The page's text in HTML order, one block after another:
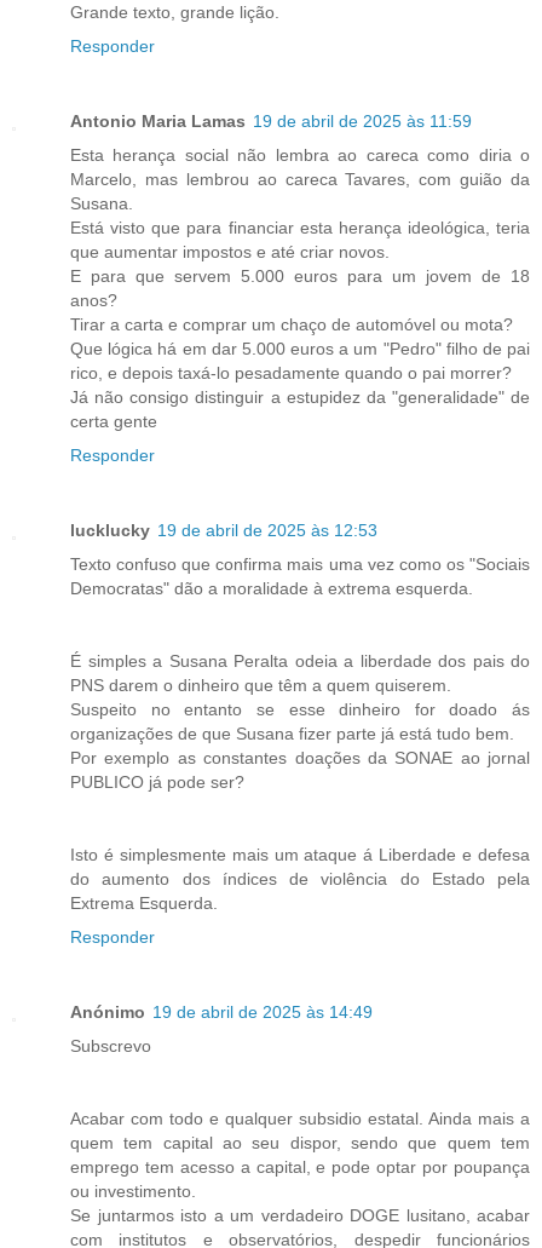
Grande texto, grande lição.
Responder
Antonio Maria Lamas 19 de abril de 2025 às 11:59
Esta herança social não lembra ao careca como diria o
Marcelo, mas lembrou ao careca Tavares, com guião da
Susana.
Está visto que para financiar esta herança ideológica, teria
que aumentar impostos e até criar novos.
E para que servem 5.000 euros para um jovem de 18
anos?
Tirar a carta e comprar um chaço de automóvel ou mota?
Que lógica há em dar 5.000 euros a um "Pedro" filho de pai
rico, e depois taxá-lo pesadamente quando o pai morrer?
Já não consigo distinguir a estupidez da "generalidade" de
certa gente
Responder
lucklucky 19 de abril de 2025 às 12:53
Texto confuso que confirma mais uma vez como os "Sociais
Democratas" dão a moralidade à extrema esquerda.
É simples a Susana Peralta odeia a liberdade dos pais do
PNS darem o dinheiro que têm a quem quiserem.
Suspeito no entanto se esse dinheiro for doado ás
organizações de que Susana fizer parte já está tudo bem.
Por exemplo as constantes doações da SONAE ao jornal
PUBLICO já pode ser?
Isto é simplesmente mais um ataque á Liberdade e defesa
do aumento dos índices de violência do Estado pela
Extrema Esquerda.
Responder
Anónimo 19 de abril de 2025 às 14:49
Subscrevo
Acabar com todo e qualquer subsidio estatal. Ainda mais a
quem tem capital ao seu dispor, sendo que quem tem
emprego tem acesso a capital, e pode optar por poupança
ou investimento.
Se juntarmos isto a um verdadeiro DOGE lusitano, acabar
com institutos e observatórios, despedir funcionários